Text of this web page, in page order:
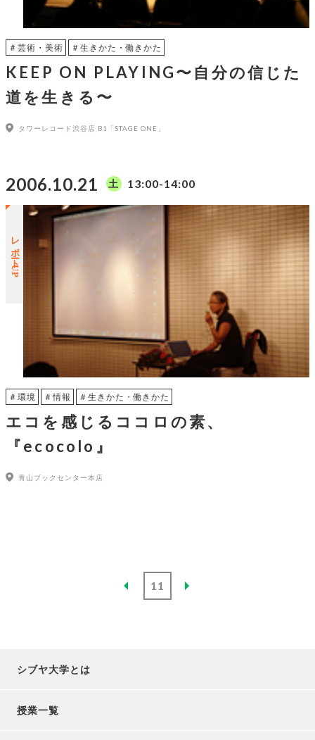
＃芸術・美術 ＃生きかた・働きかた
KEEP ON PLAYING〜自分の信じた
道を生きる〜
タワーレコード渋谷店 B1「STAGE ONE」
2006.10.21 土 13:00-14:00
レポートUP
＃環境 ＃情報 ＃生きかた・働きかた
エコを感じるココロの素、
『ecocolo』
青山ブックセンター本店
11
シブヤ大学とは
授業一覧